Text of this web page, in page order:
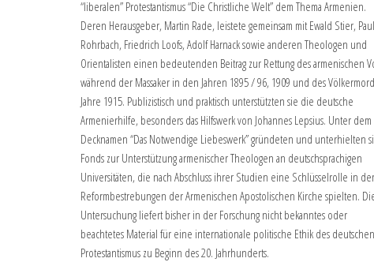
“liberalen” Protestantismus “Die Christliche Welt” dem Thema Armenien.
Deren Herausgeber, Martin Rade, leistete gemeinsam mit Ewald Stier, Paul
Rohrbach, Friedrich Loofs, Adolf Harnack sowie anderen Theologen und
Orientalisten einen bedeutenden Beitrag zur Rettung des armenischen
während der Massaker in den Jahren 1895 / 96, 1909 und des
Jahre 1915. Publizistisch und praktisch unterstützten sie die deutsche
Armenierhilfe, besonders das Hilfswerk von Johannes Lepsius. Unter dem
Decknamen “Das Notwendige Liebeswerk” gründeten und unterhielten
Fonds zur Unterstützung armenischer Theologen an deutschsprachigen
Universitäten, die nach Abschluss ihrer Studien eine Schlüsselrolle in
Reformbestrebungen der Armenischen Apostolischen Kirche spielten.
Untersuchung liefert bisher in der Forschung nicht bekanntes oder
beachtetes Material für eine internationale politische Ethik des deutschen
Protestantismus zu Beginn des 20. Jahrhunderts.